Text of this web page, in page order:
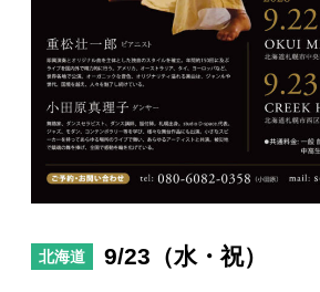
プロフィール
演奏依頼
北海道 9/23（水・祝）